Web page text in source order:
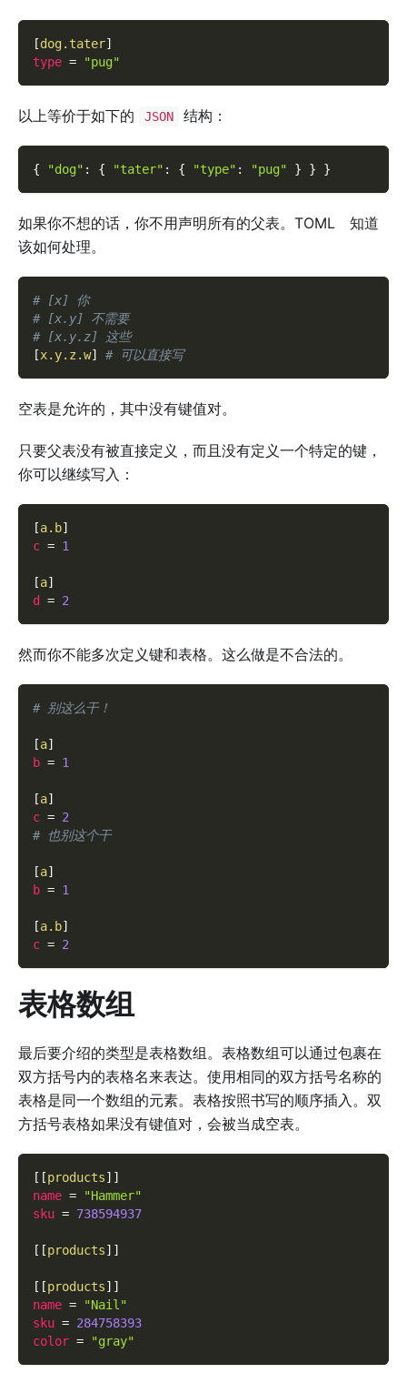
[dog.tater]
type = "pug"
以上等价于如下的 JSON 结构：
{ "dog" : { "tater" : { "type" : "pug" } } }
如果你不想的话，你不用声明所有的父表。TOML 知道
该如何处理。
# [x] 你
# [x.y] 不需要
# [x.y.z] 这些
[x.y.z.w] # 可以直接写
空表是允许的，其中没有键值对。
只要父表没有被直接定义，而且没有定义一个特定的键，
你可以继续写入：
[a.b]
c = 1
[a]
d
= 2
然而你不能多次定义键和表格。这么做是不合法的。
# 别这么干！
[a]
b = 1
[a]
c = 2
# 也别这个干
[a]
b = 1
[a.b]
c = 2
表格数组
最后要介绍的类型是表格数组。表格数组可以通过包裹在
双方括号内的表格名来表达。使用相同的双方括号名称的
表格是同一个数组的元素。表格按照书写的顺序插入。双
方括号表格如果没有键值对，会被当成空表。
[ [products] ]
name =
"Hammer"
sku = 738594937
[ [products] ]
[ [products] ]
name =
"Nail"
sku = 284758393
color = "gray"